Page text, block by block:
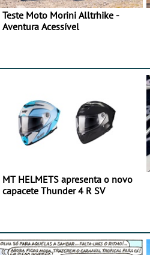
Teste Moto Morini Alltrhike -
Aventura Acessível
MT HELMETS apresenta o novo
capacete Thunder 4 R SV